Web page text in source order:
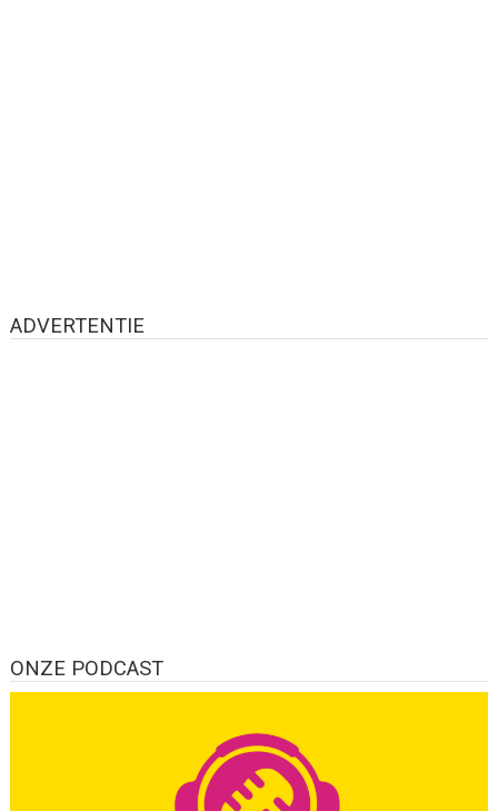
ADVERTENTIE
ONZE PODCAST